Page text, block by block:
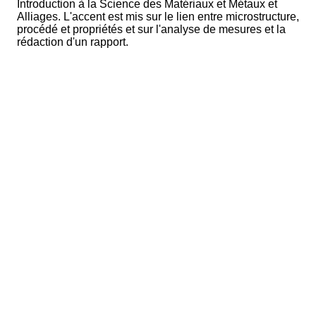
Introduction à la Science des Matériaux et Métaux et
Alliages. L'accent est mis sur le lien entre microstructure,
procédé et propriétés et sur l'analyse de mesures et la
rédaction d'un rapport.